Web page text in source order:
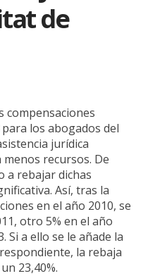
de
compensaciones
los abogados del
jurídica
recursos. De
a rebajar dichas
Así, tras la
en el año 2010, se
otro 5% en el año
Si a ello se le añade la
la rebaja
23,40%.